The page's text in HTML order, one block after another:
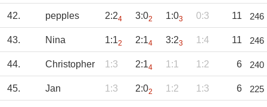
42. pepples 2:24 3:02 1:03 0:3 11 246
43. Nina 1:12 2:14 3:23 1:4 11 246
44. Christopher 1:3 2:14 1:1 1:2 6 240
45. Jan 1:3 2:02 1:2 1:3 6 225